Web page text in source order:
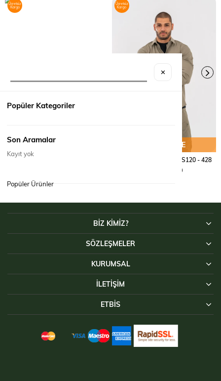
SEPETE EKLE
GÖMLEK TACTICAL RİPS120 - 428
Ücretsiz
Kargo
SEPETE EKLE
GÖMLEK TACTICAL RİPS120 - 428
₺3.490,00
Ücretsiz
Kargo
BİZ KİMİZ?
SÖZLEŞMELER
KURUMSAL
İLETIŞIM
ETBİS
✕
Popüler Kategoriler
Son Aramalar
Kayıt yok
Popüler Ürünler